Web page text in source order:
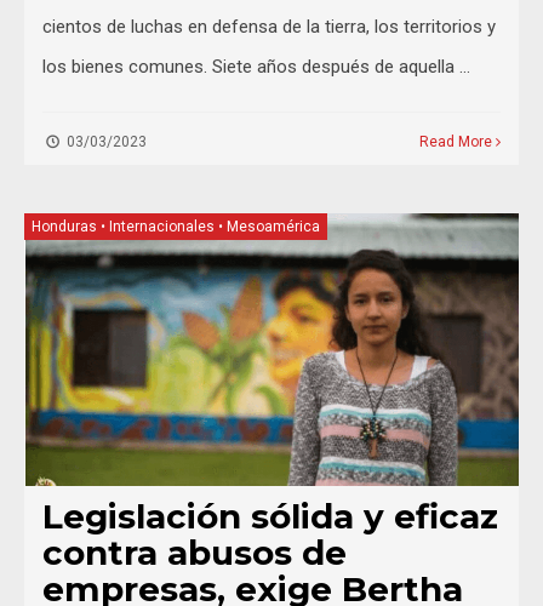
cientos de luchas en defensa de la tierra, los territorios y
los bienes comunes. Siete años después de aquella …
03/03/2023 Read More
Honduras • Internacionales • Mesoamérica
Legislación sólida y eficaz
contra abusos de
empresas, exige Bertha